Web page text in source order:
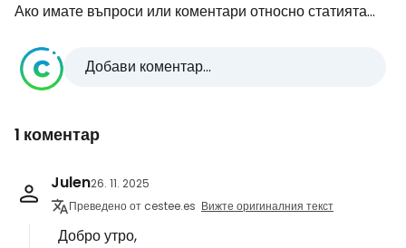
Ако имате въпроси или коментари относно статията...
Добави коментар...
1 коментар
Julen26. 11. 2025
Преведено от cestee.es Вижте оригиналния текст
Добро утро,